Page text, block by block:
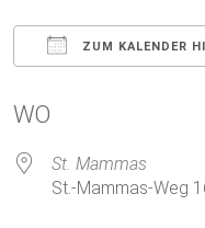
ZUM KALENDER
WO
St. Mammas
St.-Mammas-Weg